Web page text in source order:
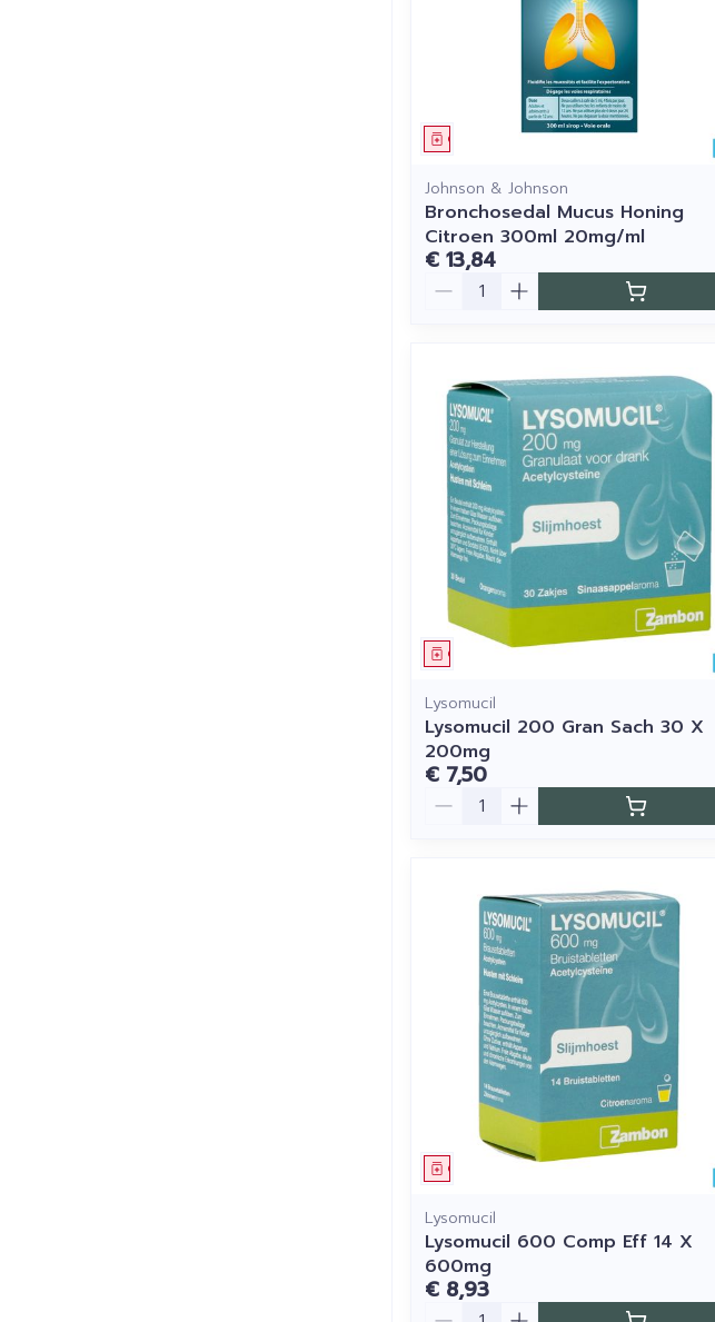
Geneesmiddel
Johnson & Johnson
Bronchosedal Mucus Honing
Citroen 300ml 20mg/ml
€ 13,84
Aantal
Geneesmiddel
Lysomucil
Lysomucil 200 Gran Sach 30 X
200mg
€ 7,50
Aantal
Geneesmiddel
Lysomucil
Lysomucil 600 Comp Eff 14 X
600mg
€ 8,93
Aantal